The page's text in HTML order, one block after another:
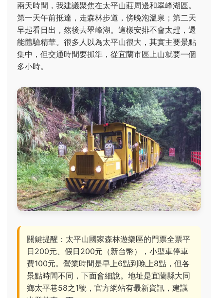
兩天時間，我建議聚焦在太平山莊周邊和翠峰湖區。
第一天午前抵達，走森林步道，傍晚泡溫泉；第二天
早起看日出，然後去翠峰湖。這樣安排不會太趕，還
能體驗精華。很多人以為太平山很大，其實主要景點
集中，但交通時間要抓準，從宜蘭市區上山就要一個
多小時。
關鍵提醒：太平山國家森林遊樂區的門票全票平
日200元、假日200元（新台幣），小型車停車
費100元。營業時間是早上6點到晚上8點，但各
景點時間不同，下面會細說。地址是宜蘭縣大同
鄉太平巷58之1號，官方網站有最新資訊，建議